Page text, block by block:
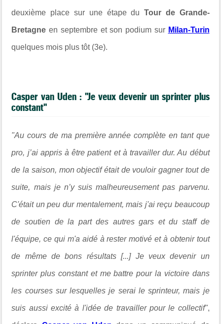
deuxième place sur une étape duTour de Grande-
Bretagne en septembre et son podium sur Milan-Turin
quelques mois plus tôt (3e).
Casper van Uden : "Je veux devenir un sprinter plus
constant"
"Au cours de ma première année complète en tant que
pro, j’ai appris à être patient et à travailler dur. Au début
de la saison, mon objectif était de vouloir gagner tout de
suite, mais je n’y suis malheureusement pas parvenu.
C'était un peu dur mentalement, mais j'ai reçu beaucoup
de soutien de la part des autres gars et du staff de
l'équipe, ce qui m'a aidé à rester motivé et à obtenir tout
de même de bons résultats [...] Je veux devenir un
sprinter plus constant et me battre pour la victoire dans
les courses sur lesquelles je serai le sprinteur, mais je
suis aussi excité à l'idée de travailler pour le collectif",